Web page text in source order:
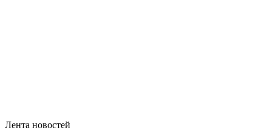
Лента новостей